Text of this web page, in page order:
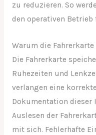
zu reduzieren. So
den operativen Betrieb
Warum die
Die Fahrerkarte
Ruhezeiten und
verlangen eine
Dokumentation dieser
Auslesen der
mit sich. Fehlerhafte